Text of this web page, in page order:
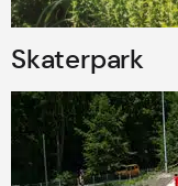
Skaterpark